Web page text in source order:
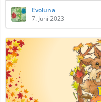
Evoluna
7. Juni 2023